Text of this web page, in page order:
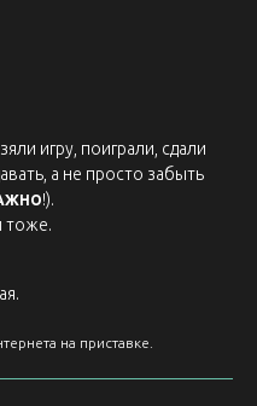
игру, поиграли, сдали
а не просто забыть
!).
тоже.
на приставке.